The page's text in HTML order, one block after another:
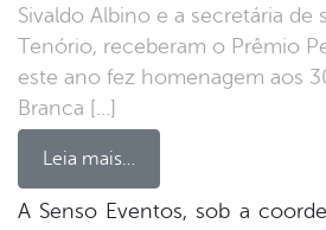
Sivaldo Albino e a secretária de saúde, Catarina
Tenório, receberam o Prêmio
este ano fez homenagem aos
Branca […]
Leia mais…
A Senso Eventos, sob a